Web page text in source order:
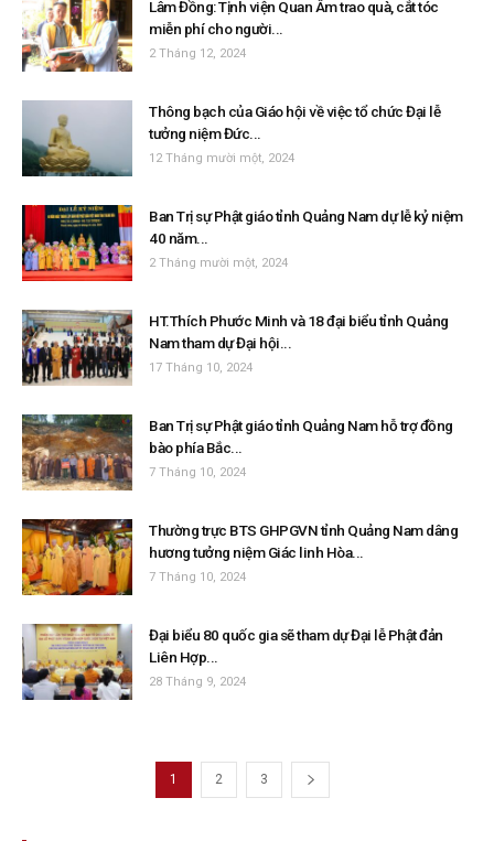
Lâm Đồng: Tịnh viện Quan Âm trao quà, cắt tóc
miễn phí cho người...
2 Tháng 12, 2024
Thông bạch của Giáo hội về việc tổ chức Đại lễ
tưởng niệm Đức...
12 Tháng mười một, 2024
Ban Trị sự Phật giáo tỉnh Quảng Nam dự lễ kỷ niệm
40 năm...
2 Tháng mười một, 2024
HT.Thích Phước Minh và 18 đại biểu tỉnh Quảng
Nam tham dự Đại hội...
17 Tháng 10, 2024
Ban Trị sự Phật giáo tỉnh Quảng Nam hỗ trợ đồng
bào phía Bắc...
7 Tháng 10, 2024
Thường trực BTS GHPGVN tỉnh Quảng Nam dâng
hương tưởng niệm Giác linh Hòa...
7 Tháng 10, 2024
Đại biểu 80 quốc gia sẽ tham dự Đại lễ Phật đản
Liên Hợp...
28 Tháng 9, 2024
1 2 3